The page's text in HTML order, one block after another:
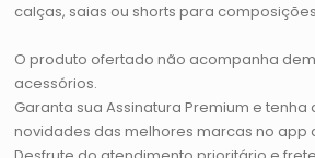
calças, saias ou shorts para
O produto ofertado não acompanha
acessórios.
Garanta sua Assinatura Premium e
novidades das melhores marcas no app